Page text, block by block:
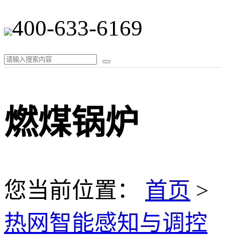
400-633-6169
燃煤锅炉
您当前位置： 首页 >
热网智能感知与调控